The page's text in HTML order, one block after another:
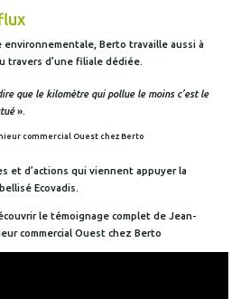
Berto travaille aussi à
travers d’une filiale dédiée.
que le kilomètre qui pollue le moins c’est le
».
commercial Ouest chez Berto
et d’actions qui viennent appuyer la
Ecovadis.
le témoignage complet de Jean-
commercial Ouest chez Berto